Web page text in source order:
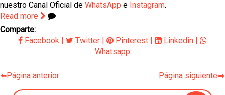
nuestro Canal Oficial de WhatsApp e Instagram.
Read more
Comparte:
Facebook
Twitter Pinterest Linkedin
Whatsapp
⬅️Página anterior Página siguiente➡️